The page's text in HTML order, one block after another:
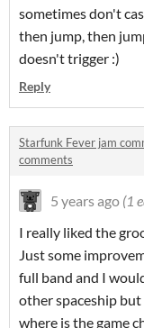
sometimes don't
then jump, then
doesn't trigger :)
Reply
Starfunk Fever jam
comments
5 years ago (1
I really liked the
Just some
full band and I
other spaceship
where is the game